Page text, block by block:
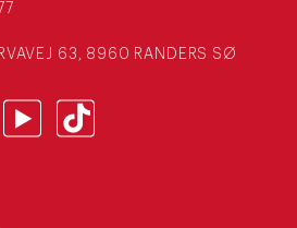
63, 8960 RANDERS SØ